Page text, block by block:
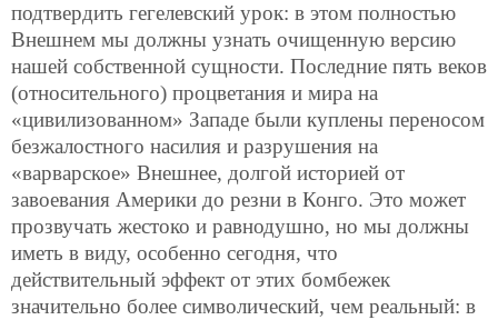
подтвердить гегелевский урок: в этом полностью
Внешнем мы должны узнать очищенную версию
нашей собственной сущности. Последние пять веков
(относительного) процветания и мира на
«цивилизованном» Западе были куплены переносом
безжалостного насилия и разрушения на
«варварское» Внешнее, долгой историей от
завоевания Америки до резни в Конго. Это может
прозвучать жестоко и равнодушно, но мы должны
иметь в виду, особенно сегодня, что
действительный эффект от этих бомбежек
значительно более символический, чем реальный: в